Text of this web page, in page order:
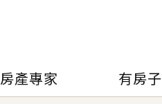
房產專家 有房子